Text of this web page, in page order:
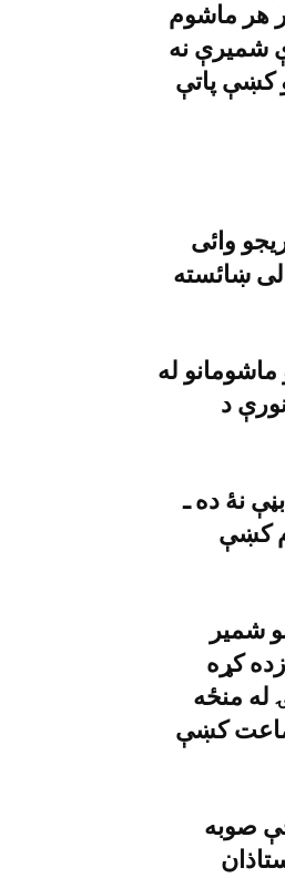
چې له پينځو تر ١٦ کالو د عمر هر ماشوم
شميرې نه
کښې پاتې
وائى
ښائسته
کۀ د ټولې صوبې خبره وکړے شى نو هغو ٦٠ لکو ماشومانو له
د
نۀ ده ـ
کښې
شمير
زده کړه
له منځه
جماعت کښې
صوبه
” استاذان